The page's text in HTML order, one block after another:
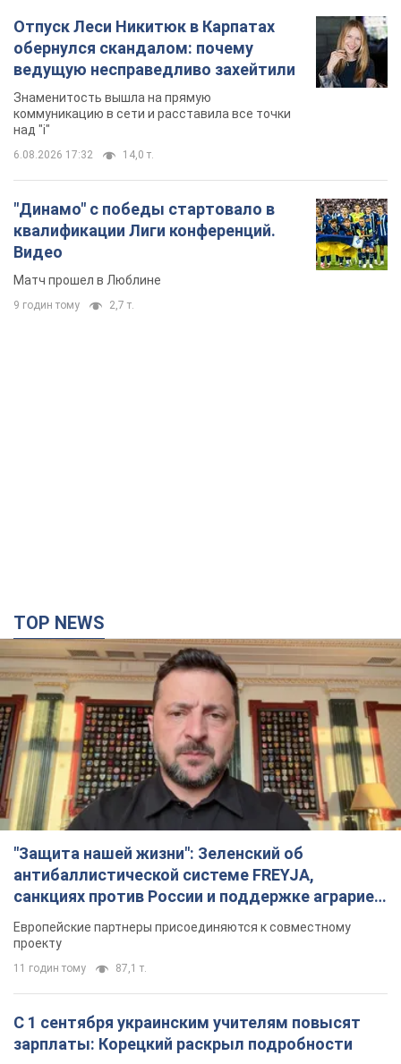
Отпуск Леси Никитюк в Карпатах
обернулся скандалом: почему
ведущую несправедливо захейтили
Знаменитость вышла на прямую
коммуникацию в сети и расставила все точки
над "i"
6.08.2026 17:32 14,0 т.
"Динамо" с победы стартовало в
квалификации Лиги конференций.
Видео
Матч прошел в Люблине
9 годин тому 2,7 т.
TOP NEWS
"Защита нашей жизни": Зеленский об
антибаллистической системе FREYJA,
санкциях против России и поддержке аграриев.
Видео
Европейские партнеры присоединяются к совместному
проекту
11 годин тому 87,1 т.
С 1 сентября украинским учителям повысят
зарплаты: Корецкий раскрыл подробности